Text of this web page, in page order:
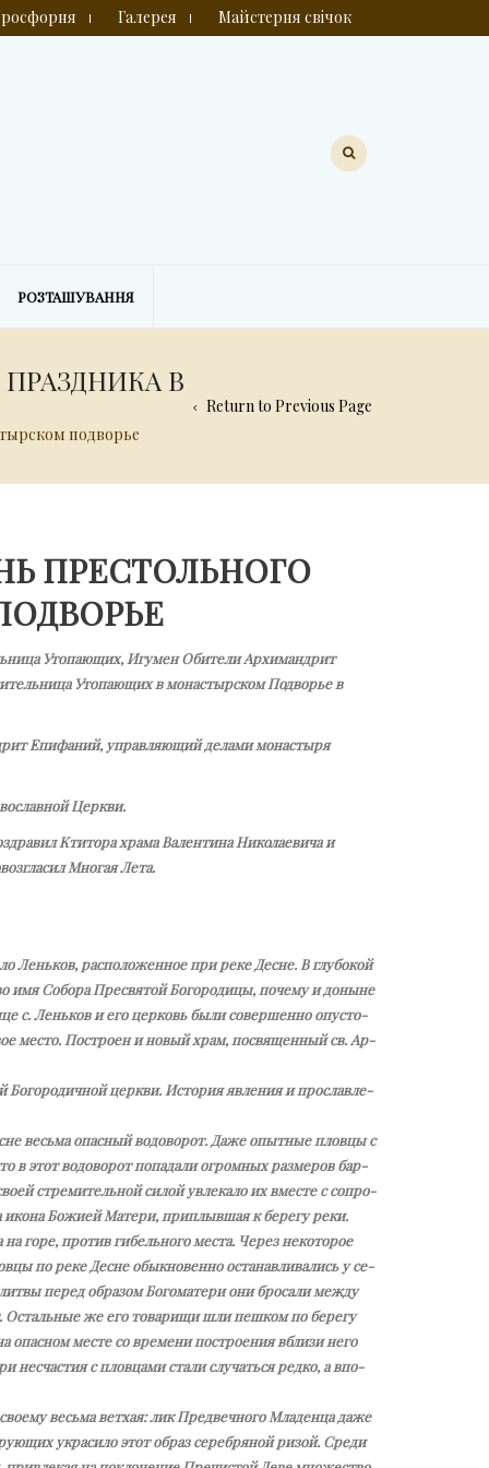
Галерея Майстерня свічок
РОЗТАШУВАННЯ
В
подворье
Return to Previous Page
ПРЕСТОЛЬНОГО
Утопающих, Игумен Обители Архимандрит
Утопающих в монастырском Подворье в
Епифаний, управляющий делами монастыря
Церкви.
Ктитора храма Валентина Николаевича и
Многая Лета.
Лень­ков, рас­по­ло­жен­ное при ре­ке Десне. В глу­бо­кой
имя Со­бо­ра Пре­свя­той Бо­го­ро­ди­цы, по­че­му и до­ныне
с. Лень­ков и его цер­ковь бы­ли со­вер­шен­но опу­сто­
ме­сто. По­стро­ен и но­вый храм, по­свя­щен­ный св. Ар­
церк­ви. Ис­то­рия яв­ле­ния и про­слав­ле­
весь­ма опас­ный во­до­во­рот. Да­же опыт­ные плов­цы с
в этот во­до­во­рот по­па­да­ли огром­ных раз­ме­ров бар­
стре­ми­тель­ной си­лой увле­ка­ло их вме­сте с со­про­
Бо­жи­ей Ма­те­ри, при­плыв­шая к бе­ре­гу ре­ки.
го­ре, про­тив ги­бель­но­го ме­ста. Через неко­то­рое
по ре­ке Десне обык­но­вен­но оста­нав­ли­ва­лись у се­
пе­ред об­ра­зом Бо­го­ма­те­ри они бро­са­ли меж­ду
Осталь­ные же его то­ва­ри­щи шли пеш­ком по бе­ре­гу
ме­сте со вре­ме­ни по­стро­е­ния вбли­зи него
несча­стия с плов­ца­ми ста­ли слу­чать­ся ред­ко, а впо­
весь­ма вет­хая: лик Пред­веч­но­го Мла­ден­ца да­же
укра­си­ло этот об­раз се­реб­ря­ной ри­зой. Сре­ди